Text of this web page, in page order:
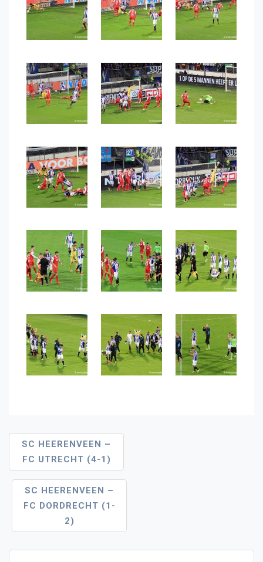
Bericht
Navigatie
SC HEERENVEEN –
FC UTRECHT (4-1)
SC HEERENVEEN –
FC DORDRECHT (1-
2)